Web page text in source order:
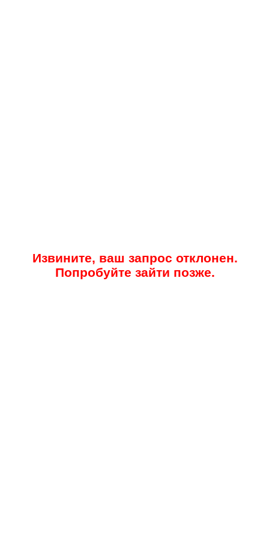
Извините, ваш запрос отклонен.
Попробуйте зайти позже.